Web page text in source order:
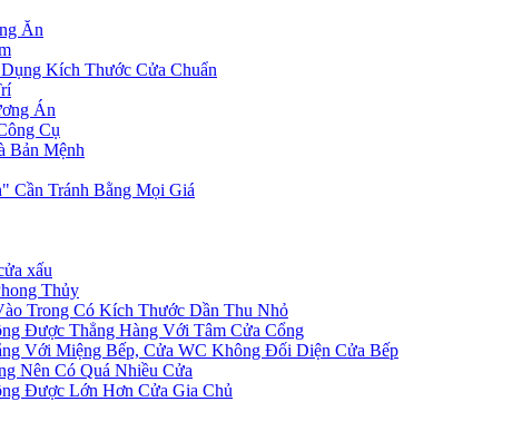
Ăn
Kích Thước Cửa Chuẩn
Án
Cụ
Bản Mệnh
Cần Tránh Bằng Mọi Giá
xấu
Thủy
Trong Có Kích Thước Dần Thu Nhỏ
Được Thẳng Hàng Với Tâm Cửa Cổng
Với Miệng Bếp, Cửa WC Không Đối Diện Cửa Bếp
Nên Có Quá Nhiều Cửa
Được Lớn Hơn Cửa Gia Chủ